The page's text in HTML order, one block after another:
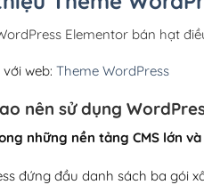
Elementor bán hạt
web: Theme WordPress
nên sử dụng
những nền tảng CMS lớn
đứng đầu danh sách ba gói